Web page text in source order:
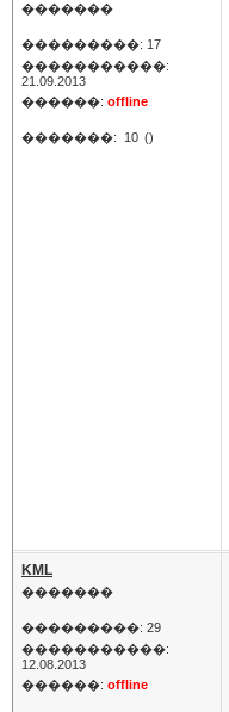
�������
���������: 17
�����������:
21.09.2013
������: offline
�������: 10 ()
KML
�������
���������: 29
�����������:
12.08.2013
������: offline